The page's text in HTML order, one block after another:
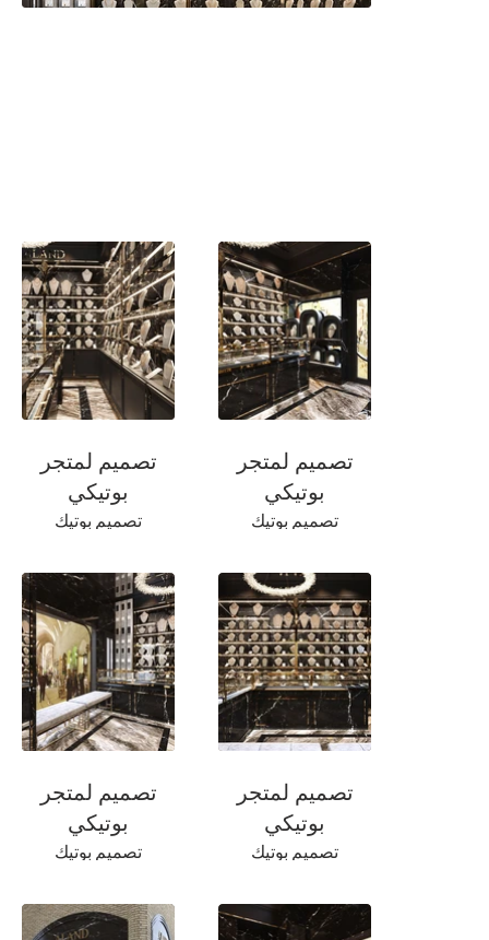
تصميم لمتجر
بوتيكي
تصميم بوتيك
تصميم لمتجر
بوتيكي
تصميم بوتيك
تصميم لمتجر
بوتيكي
تصميم بوتيك
تصميم لمتجر
بوتيكي
تصميم بوتيك